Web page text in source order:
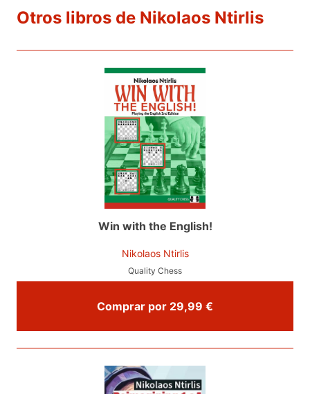
Otros libros de Nikolaos Ntirlis
Win with the English!
Nikolaos Ntirlis
Quality Chess
Comprar por 29,99 €